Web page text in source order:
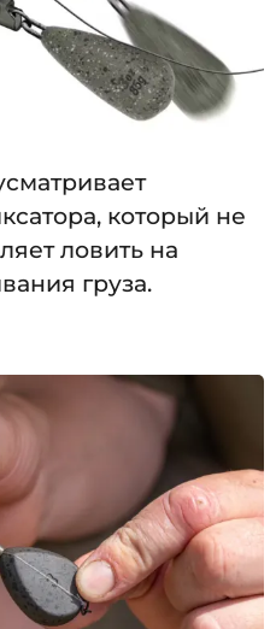
который не
ловить на
груза.